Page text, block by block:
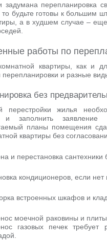
задумана перепланировка
то будьте готовы к большим
а в худшем случае –
работы по
квартиры, как и
перепланировки и разные
без
перестройки жилья
и заполнить
планы помещения
квартиры без
и перестановка
кондиционеров, если
встроенных шкафов и
моечной раковины и плиты
газовых печек требует